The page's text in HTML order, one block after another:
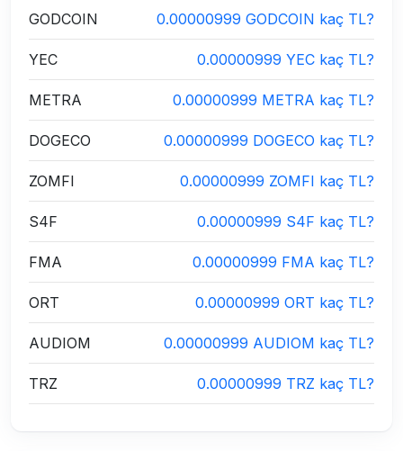
GODCOIN 0.00000999 GODCOIN kaç TL?
YEC 0.00000999 YEC kaç TL?
METRA 0.00000999 METRA kaç TL?
DOGECO 0.00000999 DOGECO kaç TL?
ZOMFI 0.00000999 ZOMFI kaç TL?
S4F 0.00000999 S4F kaç TL?
FMA 0.00000999 FMA kaç TL?
ORT 0.00000999 ORT kaç TL?
AUDIOM 0.00000999 AUDIOM kaç TL?
TRZ 0.00000999 TRZ kaç TL?